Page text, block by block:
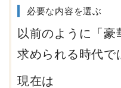
必要な内容を選ぶ
以前のように「豪
求められる時代で
現在は